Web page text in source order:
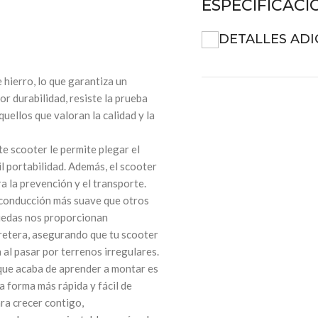
lo que garantiza un
durabilidad, resiste la prueba
que valoran la calidad y la
scooter le permite plegar el
portabilidad. Además, el scooter
la prevención y el transporte.
más suave que otros
nos proporcionan
asegurando que tu scooter
pasar por terrenos irregulares.
acaba de aprender a montar es
forma más rápida y fácil de
crecer contigo,
DETALLES